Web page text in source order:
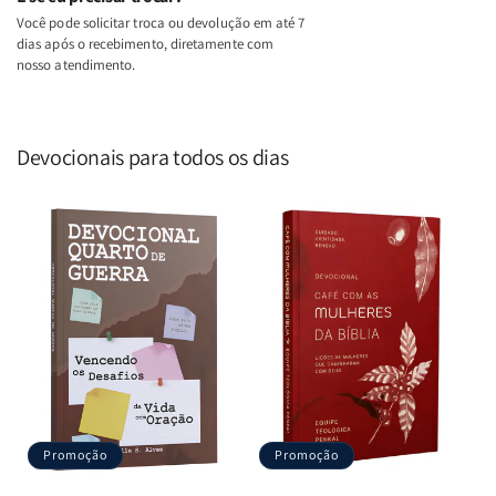
Você pode solicitar troca ou devolução em até 7
dias após o recebimento, diretamente com
nosso atendimento.
Devocionais para todos os dias
Promoção Promoção